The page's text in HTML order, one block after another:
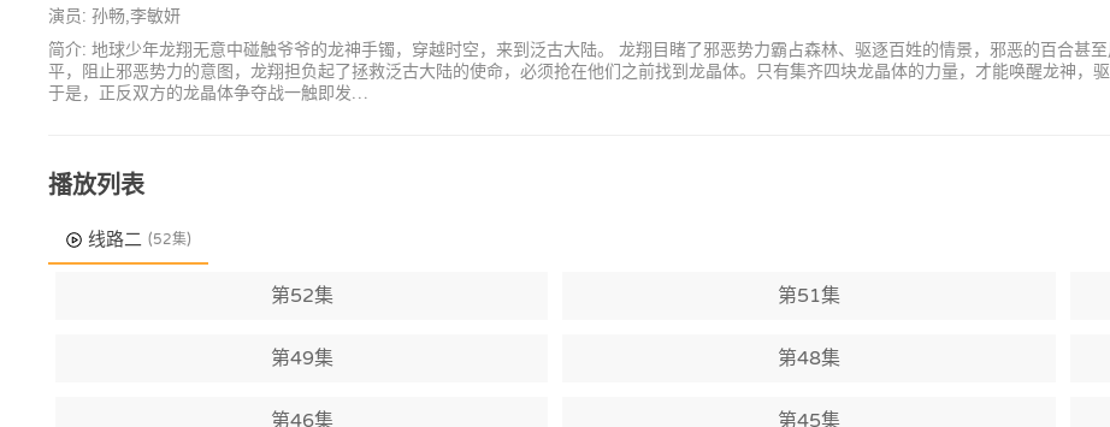
演员: 孙畅,李敏妍
简介: 地球少年龙翔无意中碰触爷爷的龙神手镯，穿越时空，来到泛古大陆。 龙翔目睹了邪恶势力霸占森林、驱逐百姓的情景，邪恶的百合甚
平，阻止邪恶势力的意图，龙翔担负起了拯救泛古大陆的使命，必须抢在他们之前找到龙晶体。只有集齐四块龙晶体的力量，才能唤醒龙神，
于是，正反双方的龙晶体争夺战一触即发…
播放列表
线路二 (52集)
第52集 第51集
第49集 第48集
第46集 第45集